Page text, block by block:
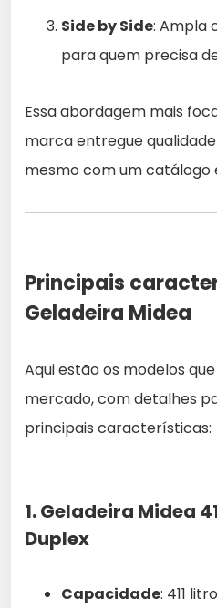
Side by Side: Ampla
para quem precisa
Essa abordagem mais
marca entregue
mesmo com um catálogo
Principais
Geladeira Midea
Aqui estão os modelos
mercado, com detalhes
principais características:
1. Geladeira Midea
Duplex
Capacidade: 411